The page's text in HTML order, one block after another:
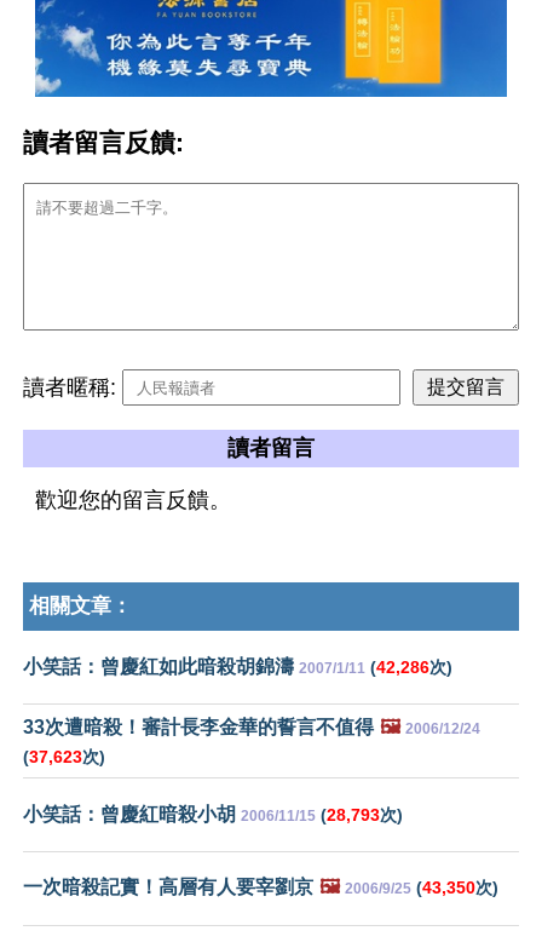
讀者留言反饋:
讀者暱稱:
讀者留言
歡迎您的留言反饋。
相關文章：
小笑話：曾慶紅如此暗殺胡錦濤 2007/1/11 (42,286次)
33次遭暗殺！審計長李金華的誓言不值得 🖼️ 2006/12/24
(37,623次)
小笑話：曾慶紅暗殺小胡 2006/11/15 (28,793次)
一次暗殺記實！高層有人要宰劉京 🖼️ 2006/9/25 (43,350次)